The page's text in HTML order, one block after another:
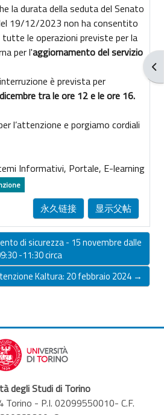
打
la durata della seduta del Senato
19/12/2023 non ha consentito
le operazioni previste per la
per l'aggiornamento del servizio
è prevista per
tra le ore 12 e le ore 16.
l’attenzione e porgiamo cordiali
Informativi, Portale, E-learning
永久链接 显示父帖
di sicurezza - 15 novembre dalle
-11:30 circa
Kaltura: 20 febbraio 2024 →
degli Studi di Torino
Torino - P.I. 02099550010- C.F.